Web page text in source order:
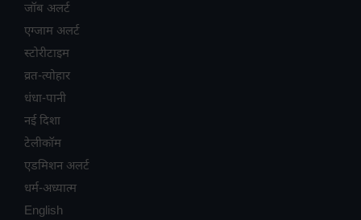
जॉब अलर्ट
एग्जाम अलर्ट
स्टोरीटाइम
व्रत-त्योहार
धंधा-पानी
नई दिशा
टेलीकॉम
ए​डमिशन अलर्ट
धर्म-अध्यात्म
English